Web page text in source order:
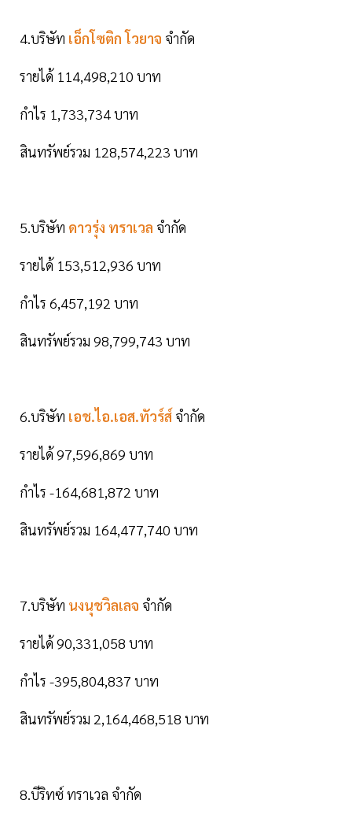
4.บริษัท เอ็กโซติก โวยาจ จำกัด
รายได้ 114,498,210 บาท
กำไร 1,733,734 บาท
สินทรัพย์รวม 128,574,223 บาท
5.บริษัท ดาวรุ่ง ทราเวล จำกัด
รายได้ 153,512,936 บาท
กำไร 6,457,192 บาท
สินทรัพย์รวม 98,799,743 บาท
6.บริษัท เอช.ไอ.เอส.ทัวร์ส์ จำกัด
รายได้ 97,596,869 บาท
กำไร -164,681,872 บาท
สินทรัพย์รวม 164,477,740 บาท
7.บริษัท นงนุชวิลเลจ จำกัด
รายได้ 90,331,058 บาท
กำไร -395,804,837 บาท
สินทรัพย์รวม 2,164,468,518 บาท
8.บีริทซ์ ทราเวล จำกัด